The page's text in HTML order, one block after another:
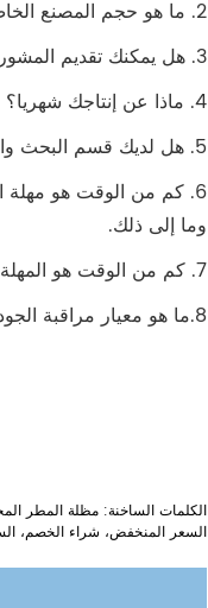
2. ما هو حجم المصنع الخاص بك لدينا أكثر من 15,000 متر مربع من المصنع وأكثر من 300 عامل
3. هل يمكنك تقديم المشورة لقدراتك الإنتاجية؟ يمكننا إنتاج أكثر من 720.000 دزينة من المظلات سنويًا.
4. ماذا عن إنتاجك شهريا؟ نحن ننتج حوالي 60,000 دزينة من المظلات شهريًا.
5. هل لديك قسم البحث والتطوير لتطوير مظلاتي الجديدة؟ نعم، لدينا قسم البحث والتطوير لتطوير مظلات جديدة بشكل مستمر.
وما إلى ذلك.
7. كم من الوقت هو المهلة الزمنية الخاصة بك العينة ؟ يستغرق الأمر من 7 إلى 14 يومًا لعمل عينات جديدة.
8.ما هو معيار مراقبة الجودة الخاص بك للعملاء؟ عادة، نحن نقبل AQL 2.5. يمكننا حتى قبول الفحص بنسبة 100%.
السعر المنخفض، شراء الخصم،